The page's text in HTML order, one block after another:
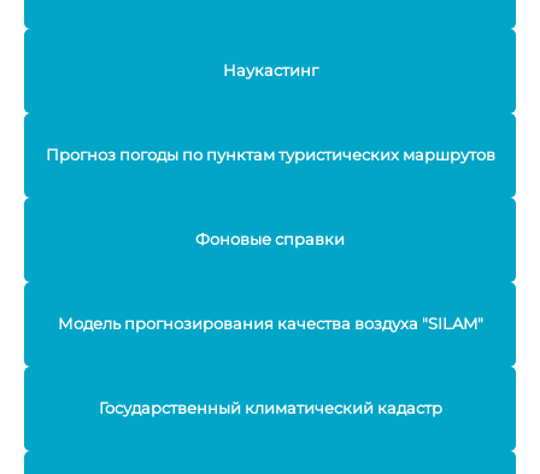
Наукастинг
Прогноз погоды по пунктам туристических маршрутов
Фоновые справки
Модель прогнозирования качества воздуха "SILAM"
Государственный климатический кадастр